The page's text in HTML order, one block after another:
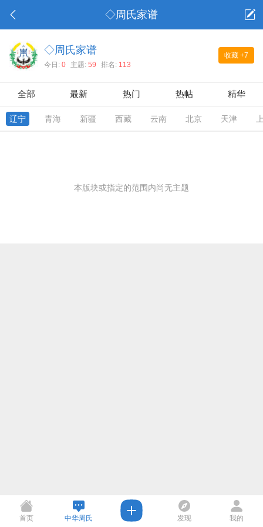
◇周氏家谱
收藏 +7
◇周氏家谱
今日: 0 主题: 59 排名: 113
全部 最新 热门 热帖 精华
辽宁 青海 新疆 西藏 云南 北京 天津
本版块或指定的范围内尚无主题
首页 中华周氏 发现 我的